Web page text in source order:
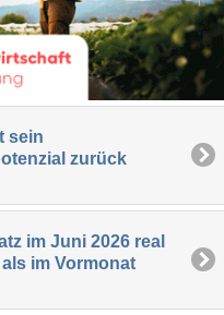
sein
zurück
im Juni 2026 real
im Vormonat